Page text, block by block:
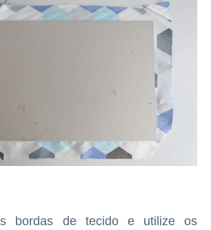
bordas de tecido e utilize os